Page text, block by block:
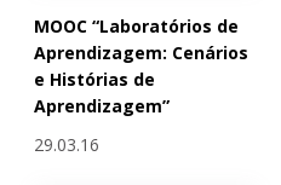
MOOC “Laboratórios de
Aprendizagem: Cenários
e Histórias de
Aprendizagem”
29.03.16